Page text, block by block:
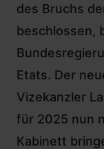
des Bruchs
beschlossen,
Etats. Der
Vizekanzler
für 2025 nun
Kabinett